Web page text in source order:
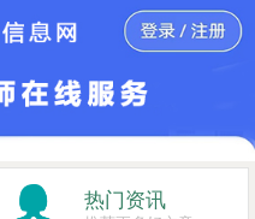
热门资讯